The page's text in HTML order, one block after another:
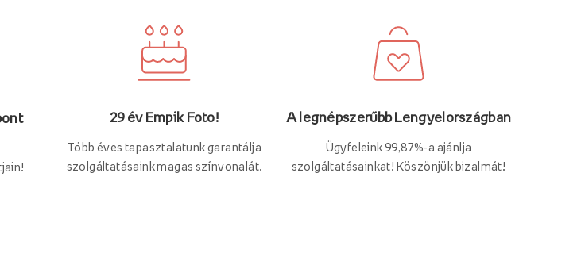
29 év Empik Foto!
Több éves tapasztalatunk garantálja
szolgáltatásaink magas színvonalát.
A legnépszerűbb Lengyelországban
Ügyfeleink 99,87%-a ajánlja
szolgáltatásainkat! Köszönjük bizalmát!